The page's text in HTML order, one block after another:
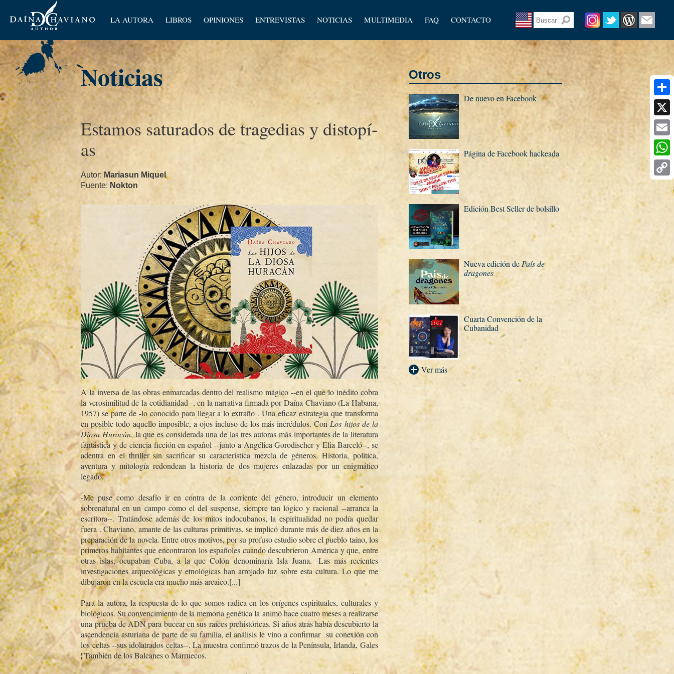
LA AUTORA LIBROS OPINIONES
Artículos
ENTREVISTAS NOTICIAS MULTIMEDIA FAQ CONTACTO
Noticias
Estamos saturados de tragedias y distopí­
as
Autor: Mariasun Miquel
Fuente: Nokton
A la inversa de las obras enmarcadas dentro del realismo mágico --en el que lo inédito cobra
la verosimilitud de la cotidianidad--, en la narrativa firmada por Daí­na Chaviano (La Habana,
1957) se parte de -lo conocido para llegar a lo extraño . Una eficaz estrategia que transforma
en posible todo aquello imposible, a ojos incluso de los más incrédulos. Con Los hijos de la
Diosa Huracán, la que es considerada una de las tres autoras más importantes de la literatura
fantástica y de ciencia ficción en español --junto a Angélica Gorodischer y Elia Barceló--, se
adentra en el thriller sin sacrificar su caracterí­stica mezcla de géneros. Historia, polí­tica,
aventura y mitologí­a redondean la historia de dos mujeres enlazadas por un enigmático
legado.
-Me puse como desafí­o ir en contra de la corriente del género, introducir un elemento
sobrenatural en un campo como el del suspense, siempre tan lógico y racional --arranca la
escritora--. Tratándose además de los mitos indocubanos, la espiritualidad no podí­a quedar
fuera . Chaviano, amante de las culturas primitivas, se implicó durante más de diez años en la
preparación de la novela. Entre otros motivos, por su profuso estudio sobre el pueblo taí­no, los
primeros habitantes que encontraron los españoles cuando descubrieron América y que, entre
otras islas, ocupaban Cuba, a la que Colón denominarí­a Isla Juana. -Las más recientes
investigaciones arqueológicas y etnológicas han arrojado luz sobre esta cultura. Lo que me
dibujaron en la escuela era mucho más arcaico.[...]
Para la autora, la respuesta de lo que somos radica en los orí­genes espirituales, culturales y
biológicos. Su convencimiento de la memoria genética la animó hace cuatro meses a realizarse
una prueba de ADN para bucear en sus raí­ces prehistóricas. Si años atrás habí­a descubierto la
ascendencia asturiana de parte de su familia, el análisis le vino a confirmar su conexión con
los celtas --sus idolatrados celtas--. La muestra confirmó trazos de la Pení­nsula, Irlanda, Gales
¦ También de los Balcanes o Marruecos.
Otros
De nuevo en Facebook
Página de Facebook hackeada
Edición Best Seller de bolsillo
Nueva edición dePaí­s de
dragones
Cuarta Convención de la
Cubanidad
Ver más
Share
X
Email